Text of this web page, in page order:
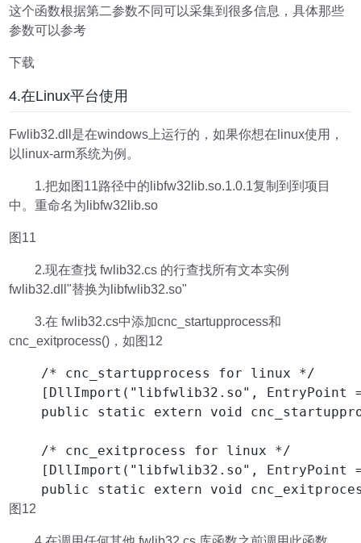
这个函数根据第二参数不同可以采集到很多信息，具体那些
参数可以参考
下载
4.在Linux平台使用
Fwlib32.dll是在windows上运行的，如果你想在linux使用，
以linux-arm系统为例。
1.把如图11路径中的libfw32lib.so.1.0.1复制到到项目
中。重命名为libfw32lib.so
图11
2.现在查找 fwlib32.cs 的行查找所有文本实例
fwlib32.dll"替换为libfwlib32.so"
3.在 fwlib32.cs中添加cnc_startupprocess和
cnc_exitprocess()，如图12
    /* cnc_startupprocess for linux */
[DllImport("libfwlib32.so", EntryPoint
public static extern void
    /* cnc_exitprocess for linux */
[DllImport("libfwlib32.so", EntryPoint
public static extern void
图12